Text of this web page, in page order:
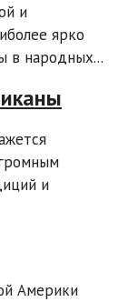
и
ярко
в народных...
и
Америки